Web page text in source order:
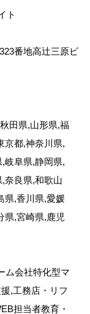
ト
番地高辻三原ビ
田県,山形県,福
京都,神奈川県,
岐阜県,静岡県,
奈良県,和歌山
県,香川県,愛媛
県,宮崎県,鹿児
ム会社特化型マ
,工務店・リフ
担当者教育・